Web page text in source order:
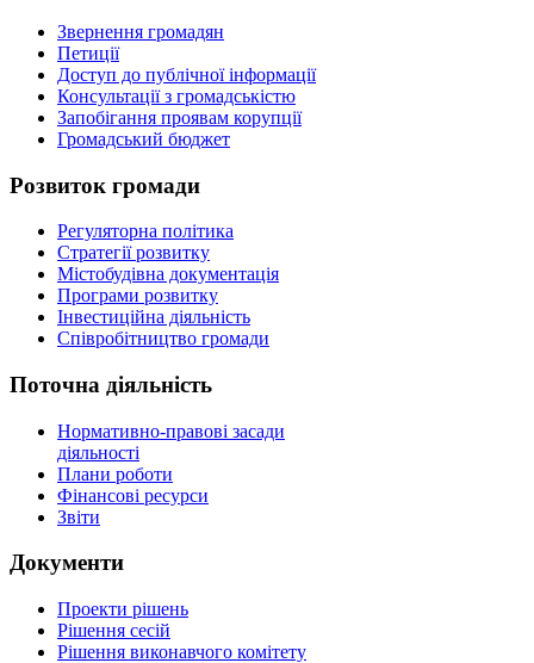
Звернення громадян
Петиції
Доступ до публічної інформації
Консультації з громадськістю
Запобігання проявам корупції
Громадський бюджет
Розвиток громади
Регуляторна політика
Стратегії розвитку
Містобудівна документація
Програми розвитку
Інвестиційна діяльність
Співробітництво громади
Поточна діяльність
Нормативно-правові засади
діяльності
Плани роботи
Фінансові ресурси
Звіти
Документи
Проекти рішень
Рішення сесій
Рішення виконавчого комітету